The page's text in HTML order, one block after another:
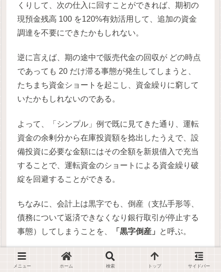
くりして、次の仕入に回すことができれば、期初の
現預金残高 100 を120%有効活用して、追加の資金
調達を不要にできたかもしれない。
逆に言えば、期の途中で販売代金の回収が どの時点
であっても 20 だけ滞る事態が発生してしまうと、
たちまち資金ショートを起こし、資金繰りに窮して
いたかもしれないのである。
よって、「シンプル」例で既に見てきた通り、運転
資金の余剰分から在庫投資額を捻出したうえで、設
備投資に必要な金額にはその全額を新規借入で充当
することで、運転資金のショートによる資金繰り破
綻を回避することができる。
ちなみに、会計上は黒字でも、倒産（支払手形等、
債務について返済できなくなり銀行取引が停止する
事態）してしまうことを、
「黒字倒産」 と呼ぶ。
こういう事態に敢えて名前がついていることの重大
性を今一度認識しておくことは肝要である。
メニュー ホーム 検索 トップ サイドバー